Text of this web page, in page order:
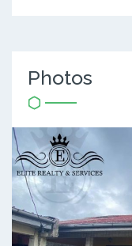
Photos